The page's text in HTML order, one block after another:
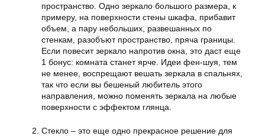
пространство. Одно зеркало большого размера, к
примеру, на поверхности стены шкафа, прибавит
объем, а пару небольших, развешанных по
стенкам, разобъют пространство, пряча границы.
Если повесит зеркало напротив окна, это даст еще
1 бонус: комната станет ярче. Идеи фен-шуя, тем
не менее, воспрещают вешать зеркала в спальнях,
так что если вы бешеный любитель этого
направления, можно поменять зеркала на любые
поверхности с эффектом глянца.
Стекло – это еще одно прекрасное решение для